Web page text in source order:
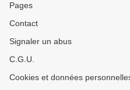
Pages
Contact
Signaler un abus
C.G.U.
Cookies et données